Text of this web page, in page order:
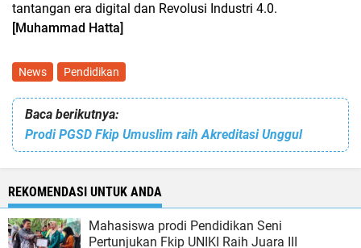
tantangan era digital dan Revolusi Industri 4.0.
[Muhammad Hatta]
News Pendidikan
Baca berikutnya:
Prodi PGSD Fkip Umuslim raih Akreditasi Unggul
REKOMENDASI UNTUK ANDA
Mahasiswa prodi Pendidikan Seni
Pertunjukan Fkip UNIKI Raih Juara III